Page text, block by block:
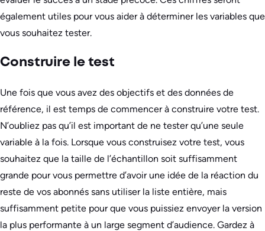
également utiles pour vous aider à déterminer les variables que
vous souhaitez tester.
Construire le test
Une fois que vous avez des objectifs et des données de
référence, il est temps de commencer à construire votre test.
N’oubliez pas qu’il est important de ne tester qu’une seule
variable à la fois. Lorsque vous construisez votre test, vous
souhaitez que la taille de l’échantillon soit suffisamment
grande pour vous permettre d’avoir une idée de la réaction du
reste de vos abonnés sans utiliser la liste entière, mais
suffisamment petite pour que vous puissiez envoyer la version
la plus performante à un large segment d’audience. Gardez à